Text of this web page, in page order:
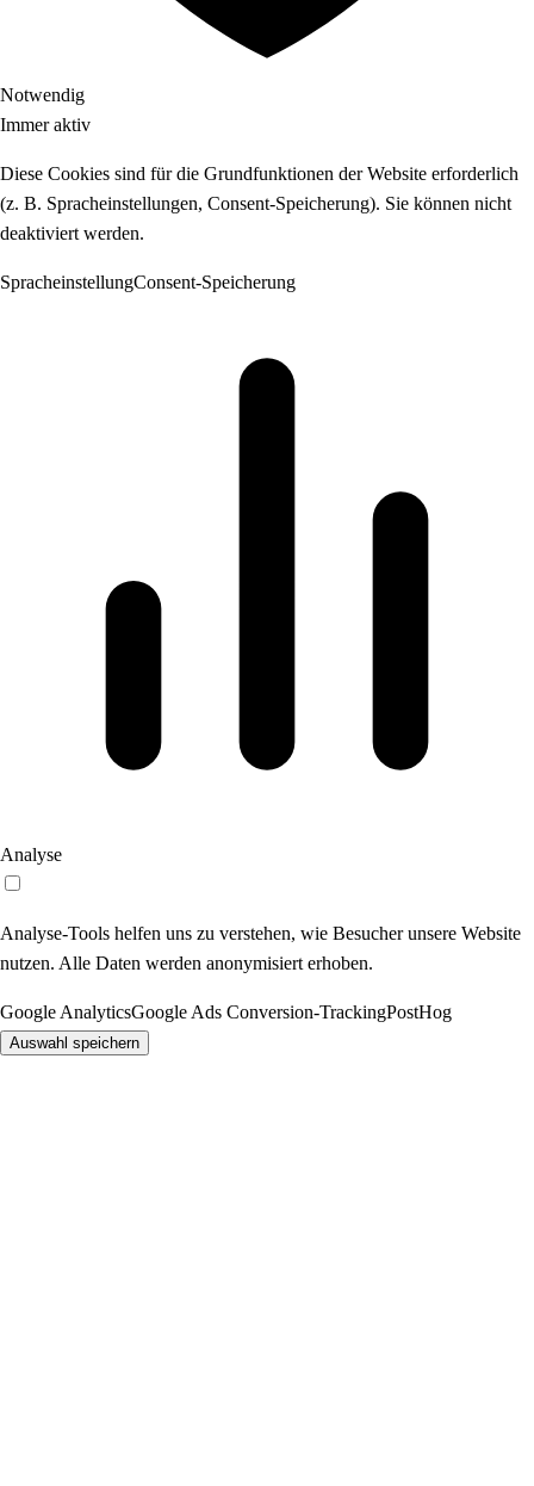
Notwendig
Immer aktiv
Diese Cookies sind für die Grundfunktionen der Website erforderlich
(z. B. Spracheinstellungen, Consent-Speicherung). Sie können nicht
deaktiviert werden.
SpracheinstellungConsent-Speicherung
Analyse
Analyse-Tools helfen uns zu verstehen, wie Besucher unsere Website
nutzen. Alle Daten werden anonymisiert erhoben.
Google AnalyticsGoogle Ads Conversion-TrackingPostHog
Auswahl speichern